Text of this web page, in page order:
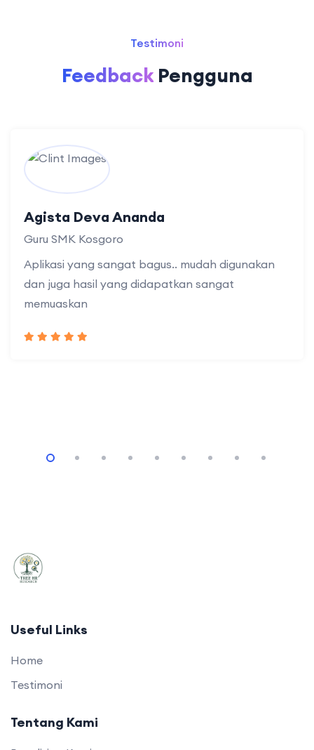
Testimoni
FeedbackPengguna
Agista Deva Ananda
Guru SMK Kosgoro
Aplikasi yang sangat bagus.. mudah digunakan
dan juga hasil yang didapatkan sangat
memuaskan
Useful Links
Home
Testimoni
Tentang Kami